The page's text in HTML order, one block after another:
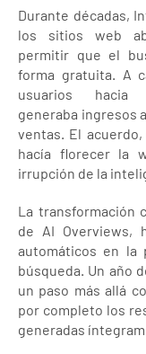
Durante décadas,
los sitios web
permitir que el
forma gratuita. A
usuarios
generaba ingresos
ventas. El
hacía florecer la
irrupción de la
La transformación
de AI Overviews,
automáticos en la
búsqueda. Un año
un paso más allá
por completo los
generadas